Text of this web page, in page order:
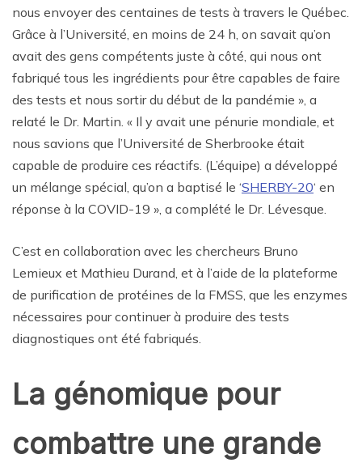
nous envoyer des centaines de tests à travers le Québec.
Grâce à l’Université, en moins de 24 h, on savait qu’on
avait des gens compétents juste à côté, qui nous ont
fabriqué tous les ingrédients pour être capables de faire
des tests et nous sortir du début de la pandémie », a
relaté le Dr. Martin. « Il y avait une pénurie mondiale, et
nous savions que l’Université de Sherbrooke était
capable de produire ces réactifs. (L’équipe) a développé
un mélange spécial, qu’on a baptisé le ‘SHERBY-20‘ en
réponse à la COVID-19 », a complété le Dr. Lévesque.
C’est en collaboration avec les chercheurs Bruno
Lemieux et Mathieu Durand, et à l’aide de la plateforme
de purification de protéines de la FMSS, que les enzymes
nécessaires pour continuer à produire des tests
diagnostiques ont été fabriqués.
La génomique pour
combattre une grande